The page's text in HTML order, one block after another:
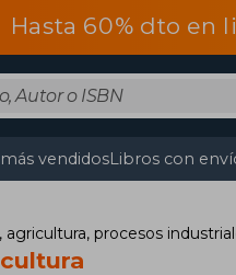
Hasta 60% dto
vendidosLibros con
agricultura, procesos